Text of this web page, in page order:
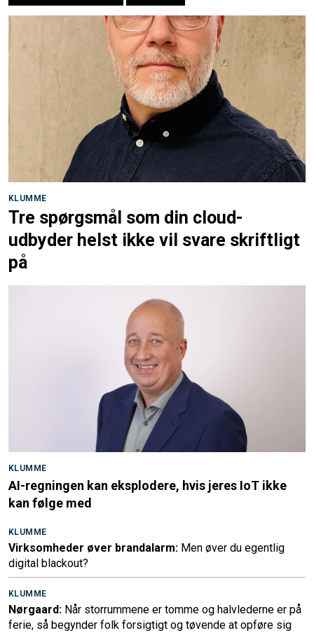
KLUMME
Tre spørgsmål som din cloud-
udbyder helst ikke vil svare skriftligt
på
KLUMME
AI-regningen kan eksplodere, hvis jeres IoT ikke
kan følge med
KLUMME
Virksomheder øver brandalarm: Men øver du egentlig
digital blackout?
KLUMME
Nørgaard: Når storrummene er tomme og halvlederne er på
ferie, så begynder folk forsigtigt og tøvende at opføre sig